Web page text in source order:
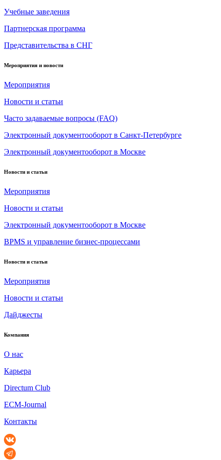
Учебные заведения
Партнерская программа
Представительства в СНГ
Мероприятия и новости
Мероприятия
Новости и статьи
Часто задаваемые вопросы (FAQ)
Электронный документооборот в Санкт-Петербурге
Электронный документооборот в Москве
Новости и статьи
Мероприятия
Новости и статьи
Электронный документооборот в Москве
BPMS и управление бизнес-процессами
Новости и статьи
Мероприятия
Новости и статьи
Дайджесты
Компания
О нас
Карьера
Directum Club
ECM-Journal
Контакты